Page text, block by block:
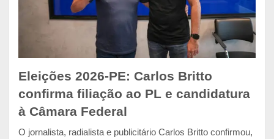
Eleições 2026-PE: Carlos Britto
confirma filiação ao PL e candidatura
à Câmara Federal
O jornalista, radialista e publicitário Carlos Britto confirmou,